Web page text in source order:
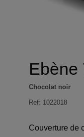
Ebène
Chocolat noir
Ref: 1022018
Couverture de